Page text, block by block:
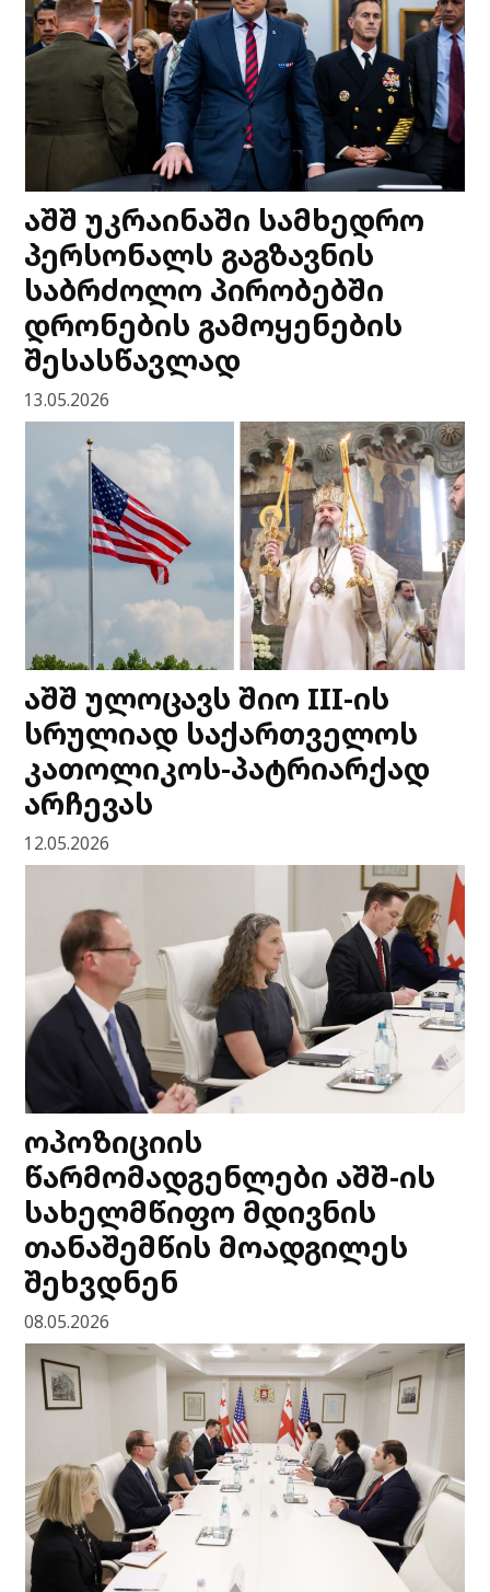
აშშ უკრაინაში სამხედრო
პერსონალს გაგზავნის
საბრძოლო პირობებში
დრონების გამოყენების
შესასწავლად
13.05.2026
აშშ ულოცავს შიო III-ის
სრულიად საქართველოს
კათოლიკოს-პატრიარქად
არჩევას
12.05.2026
ოპოზიციის
წარმომადგენლები აშშ-ის
სახელმწიფო მდივნის
თანაშემწის მოადგილეს
შეხვდნენ
08.05.2026